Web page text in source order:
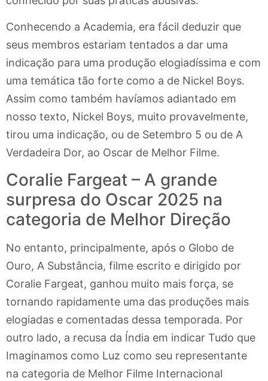
Conhecendo a Academia, era fácil deduzir que
seus membros estariam tentados a dar uma
indicação para uma produção elogiadíssima e com
uma temática tão forte como a de Nickel Boys.
Assim como também havíamos adiantado em
nosso texto, Nickel Boys, muito provavelmente,
tirou uma indicação, ou de Setembro 5 ou de A
Verdadeira Dor, ao Oscar de Melhor Filme.
Coralie Fargeat – A grande
surpresa do Oscar 2025 na
categoria de Melhor Direção
No entanto, principalmente, após o Globo de
Ouro, A Substância, filme escrito e dirigido por
Coralie Fargeat, ganhou muito mais força, se
tornando rapidamente uma das produções mais
elogiadas e comentadas dessa temporada. Por
outro lado, a recusa da Índia em indicar Tudo que
Imaginamos como Luz como seu representante
na categoria de Melhor Filme Internacional